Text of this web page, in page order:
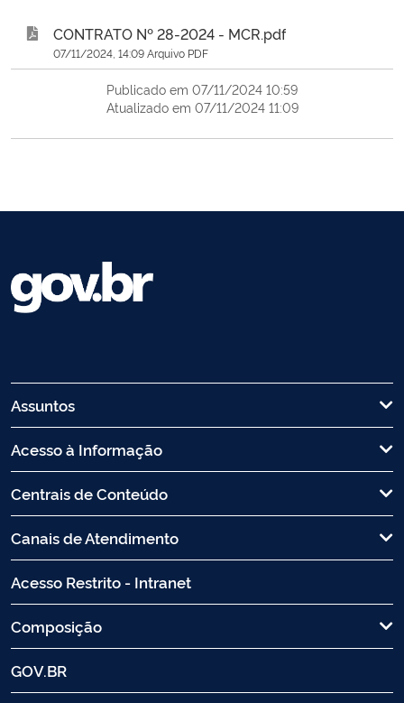
CONTRATO Nº 28-2024 - MCR.pdf
07/11/2024, 14:09 Arquivo PDF
Publicado em 07/11/2024 10:59
Atualizado em 07/11/2024 11:09
Assuntos
Acesso à Informação
Centrais de Conteúdo
Canais de Atendimento
Acesso Restrito - Intranet
Composição
GOV.BR